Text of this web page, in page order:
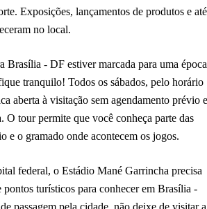
Exposições, lançamentos de produtos e até
no local.
Brasília - DF estiver marcada para uma época
tranquilo! Todos os sábados, pelo horário
aberta à visitação sem agendamento prévio e
O tour permite que você conheça parte das
e o gramado onde acontecem os jogos.
federal, o Estádio Mané Garrincha precisa
pontos turísticos para conhecer em Brasília -
passagem pela cidade, não deixe de visitar a